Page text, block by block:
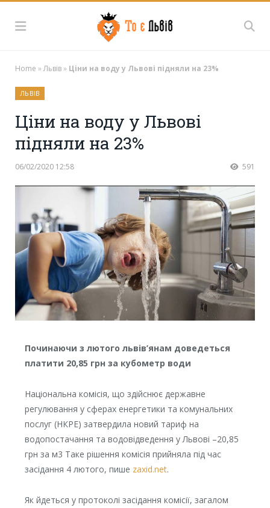
Home »Львів» Ціни на воду у Львові підняли на 23%
ЛЬВІВ
Ціни на воду у Львові
підняли на 23%
06/02/2020 12:58 591
Починаючи з лютого львів’янам доведеться
платити 20,85 грн за кубометр води
Національна комісія, що здійснює державне
регулювання у сферах енергетики та комунальних
послуг (НКРЕ) затвердила новий тариф на
водопостачання та водовідведення у Львові –20,85
грн за м3 Таке рішення комісія прийняла під час
засідання 4 лютого, пише zaxid.net.
Як йдеться у протоколі засідання комісії, загалом